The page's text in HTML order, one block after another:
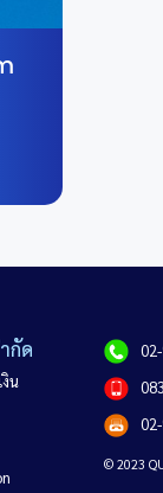
กัด
น
© 2023